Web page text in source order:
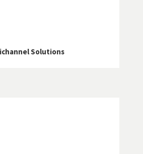
Solutions